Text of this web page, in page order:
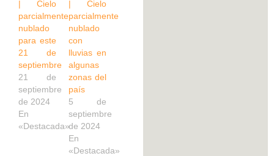
| Cielo
parcialmente
nublado
para este
21 de
septiembre
21 de
septiembre
de 2024
En
«Destacada»
| Cielo
parcialmente
nublado
con
lluvias en
algunas
zonas del
país
5 de
septiembre
de 2024
En
«Destacada»